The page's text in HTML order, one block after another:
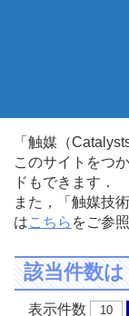
「触媒（
このサイトをつ
ドもできます．
また，「触媒技
はこちら をご参
該当件数
表示件数 10